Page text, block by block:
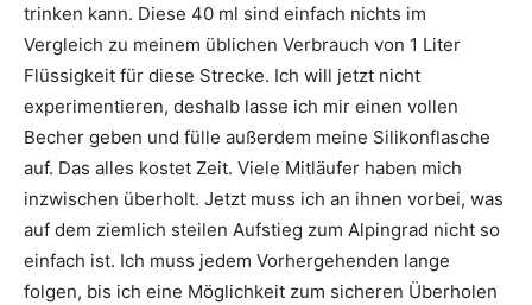
trinken kann. Diese 40 ml sind einfach nichts im
Vergleich zu meinem üblichen Verbrauch von 1 Liter
Flüssigkeit für diese Strecke. Ich will jetzt nicht
experimentieren, deshalb lasse ich mir einen vollen
Becher geben und fülle außerdem meine Silikonflasche
auf. Das alles kostet Zeit. Viele Mitläufer haben mich
inzwischen überholt. Jetzt muss ich an ihnen vorbei, was
auf dem ziemlich steilen Aufstieg zum Alpingrad nicht so
einfach ist. Ich muss jedem Vorhergehenden lange
folgen, bis ich eine Möglichkeit zum sicheren Überholen